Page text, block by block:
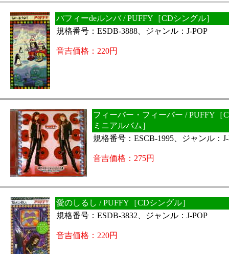
パフィーdeルンバ / PUFFY［CDシングル］
規格番号：ESDB-3888、ジャンル：J-POP
音吉価格：220円
フィーバー・フィーバー / PUFFY［
ミニアルバム］
規格番号：ESCB-1995、ジャンル：J-
音吉価格：275円
愛のしるし / PUFFY［CDシングル］
規格番号：ESDB-3832、ジャンル：J-POP
音吉価格：220円